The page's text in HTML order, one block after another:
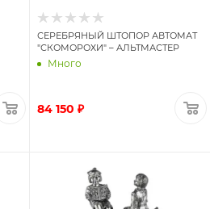
СЕРЕБРЯНЫЙ ШТОПОР АВТОМАТ
"СКОМОРОХИ" – АЛЬТМАСТЕР
Много
84 150 ₽